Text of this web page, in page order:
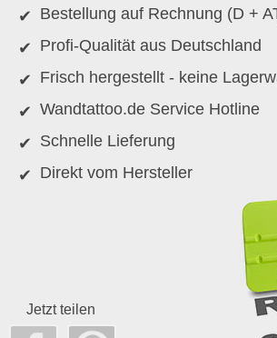
Bestellung auf Rechnung (D +
Profi-Qualität aus Deutschland
Frisch hergestellt - keine
Wandtattoo.de Service Hotline
Schnelle Lieferung
Direkt vom Hersteller
Jetzt teilen